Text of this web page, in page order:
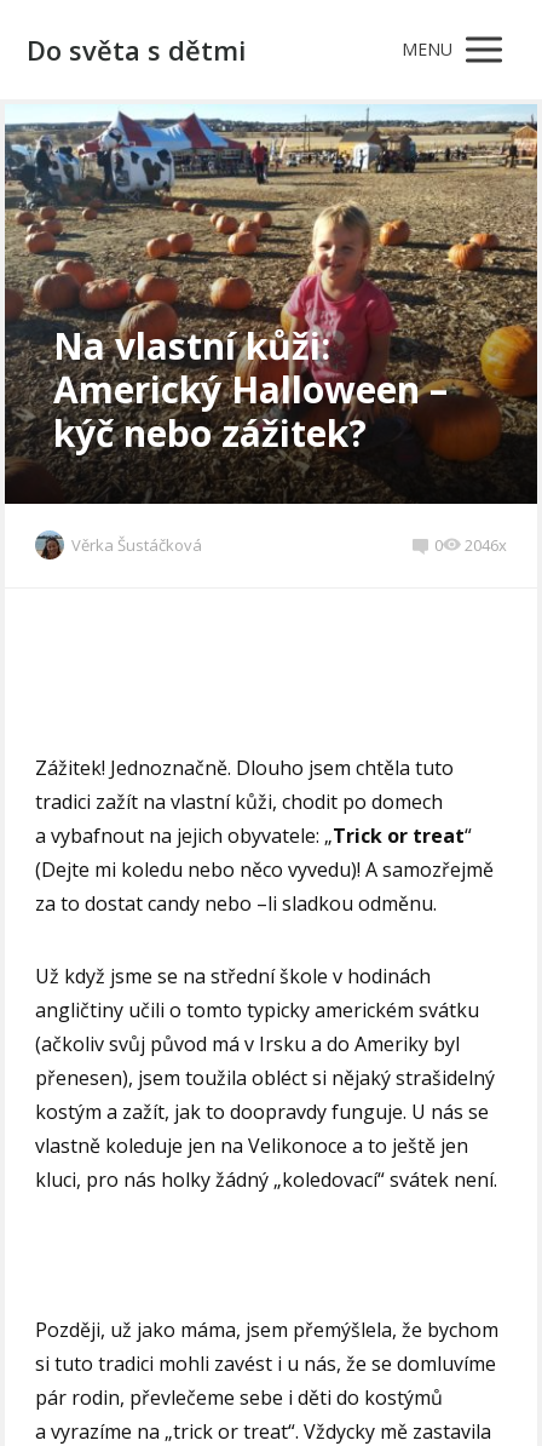
Do světa s dětmi MENU
Na vlastní kůži:
Americký Halloween –
kýč nebo zážitek?
Věrka Šustáčková 0 2046x
Zážitek! Jednoznačně. Dlouho jsem chtěla tuto
tradici zažít na vlastní kůži, chodit po domech
a vybafnout na jejich obyvatele: „Trick or treat“
(Dejte mi koledu nebo něco vyvedu)! A samozřejmě
za to dostat candy nebo –li sladkou odměnu.
Už když jsme se na střední škole v hodinách
angličtiny učili o tomto typicky americkém svátku
(ačkoliv svůj původ má v Irsku a do Ameriky byl
přenesen), jsem toužila obléct si nějaký strašidelný
kostým a zažít, jak to doopravdy funguje. U nás se
vlastně koleduje jen na Velikonoce a to ještě jen
kluci, pro nás holky žádný „koledovací“ svátek není.
Později, už jako máma, jsem přemýšlela, že bychom
si tuto tradici mohli zavést i u nás, že se domluvíme
pár rodin, převlečeme sebe i děti do kostýmů
a vyrazíme na „trick or treat“. Vždycky mě zastavila